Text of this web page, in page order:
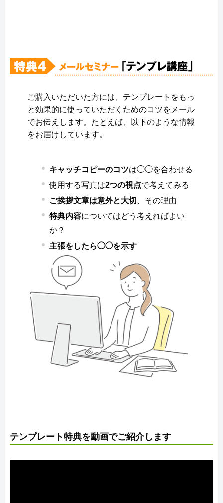
ご購入いただいた方には、テンプレートをもっ
と効果的に使っていただくためのコツをメール
でお伝えします。たとえば、以下のような情報
をお届けしています。
キャッチコピーのコツは◯◯を合わせる
使用する写真は2つの視点で考えてみる
ご挨拶文章は意外と大切
、その理由
特典内容についてはどう考えればよい
か？
主張をしたら◯◯を示す
テンプレート特典を動画でご紹介します